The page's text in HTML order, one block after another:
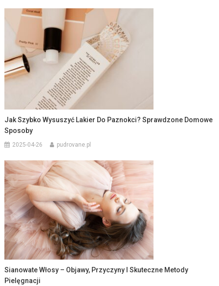
Jak Szybko Wysuszyć Lakier Do Paznokci? Sprawdzone Domowe
Sposoby
2025-04-26 pudrovane.pl
Sianowate Włosy – Objawy, Przyczyny I Skuteczne Metody
Pielęgnacji